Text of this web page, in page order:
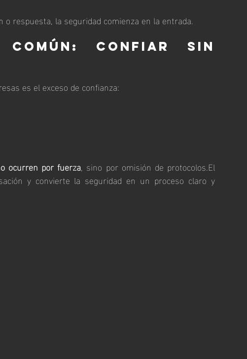
respuesta, la seguridad comienza en la entrada.
confiar sin
es el exceso de confianza:
ocurren por fuerza, sino por omisión de protocolos.El
y convierte la seguridad en un proceso claro y